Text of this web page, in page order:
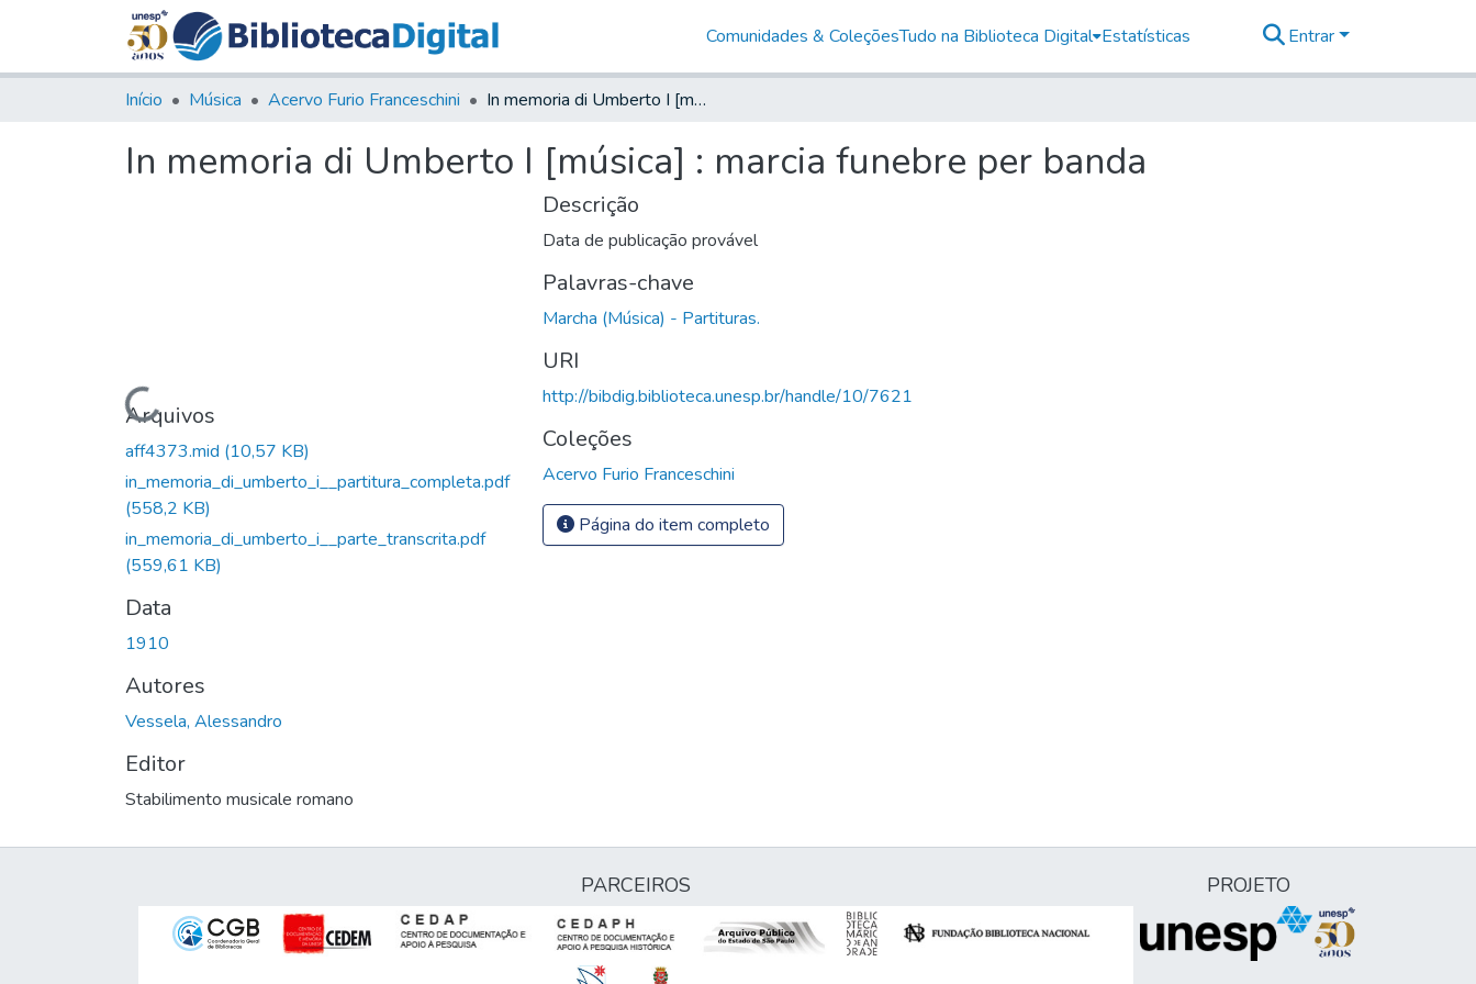
Comunidades & ColeçõesTudo na Biblioteca Digital Estatísticas Entrar
Início Música Acervo Furio Franceschini In memoria di Umberto I [música] : marcia funebre per banda
In memoria di Umberto I [música] : marcia funebre per banda
Carregando...
Arquivos
aff4373.mid (10,57 KB)
in_memoria_di_umberto_i__partitura_completa.pdf
(558,2 KB)
in_memoria_di_umberto_i__parte_transcrita.pdf
(559,61 KB)
Data
1910
Autores
Vessela, Alessandro
Editor
Stabilimento musicale romano
Descrição
Data de publicação provável
Palavras-chave
Marcha (Música) - Partituras.
URI
http://bibdig.biblioteca.unesp.br/handle/10/7621
Coleções
Acervo Furio Franceschini
Página do item completo
PARCEIROS PROJETO